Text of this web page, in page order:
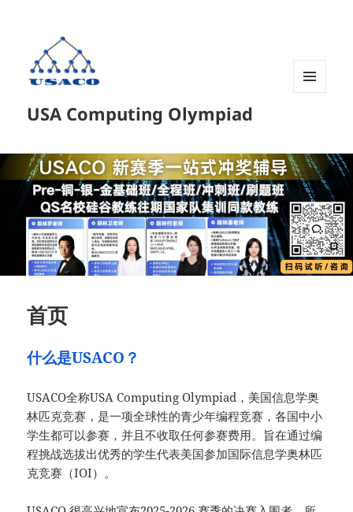
USA Computing Olympiad
首页
什么是USACO？
USACO全称USA Computing Olympiad，美国信息学奥
林匹克竞赛，是一项全球性的青少年编程竞赛，各国中小
学生都可以参赛，并且不收取任何参赛费用。旨在通过编
程挑战选拔出优秀的学生代表美国参加国际信息学奥林匹
克竞赛（IOI）。